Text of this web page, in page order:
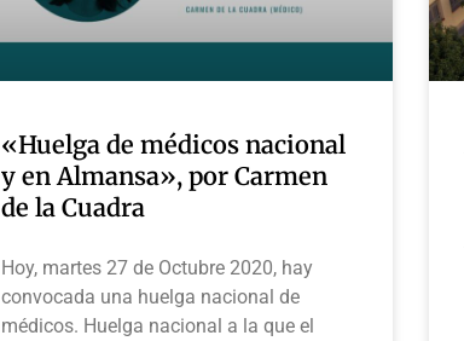
«Huelga de médicos nacional
y en Almansa», por Carmen
de la Cuadra
Hoy, martes 27 de Octubre 2020, hay
convocada una huelga nacional de
médicos. Huelga nacional a la que el